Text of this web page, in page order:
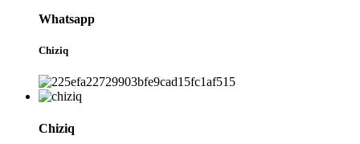
Whatsapp
Chiziq
Chiziq